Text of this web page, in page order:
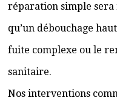
réparation simple
qu’un débouchage
fuite complexe ou le
sanitaire.
Nos interventions